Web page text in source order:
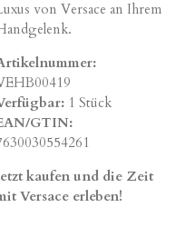
von Versace an Ihrem
1 Stück
GTIN:
kaufen und die Zeit
Versace erleben!